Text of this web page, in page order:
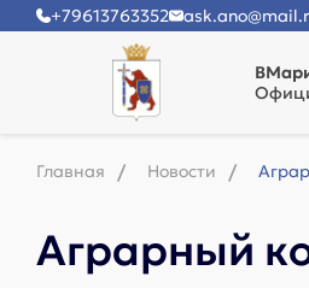
+79613763352
Главная Новости
Аграрный